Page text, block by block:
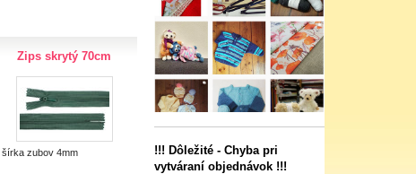
Zips skrytý 70cm
šírka zubov 4mm
!!! Dôležité - Chyba pri
vytváraní objednávok !!!